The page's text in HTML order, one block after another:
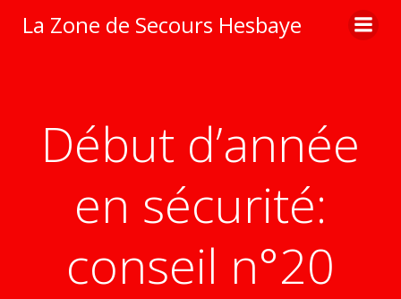
au
La Zone de Secours Hesbaye
Début d’année
en sécurité:
conseil n°20